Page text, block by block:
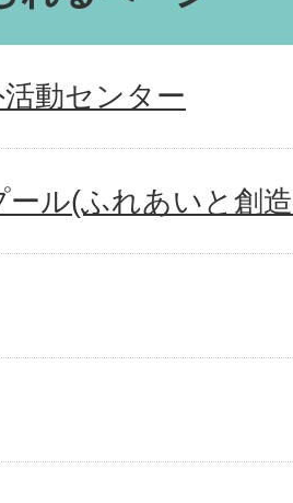
動センター
ル(ふれあいと創